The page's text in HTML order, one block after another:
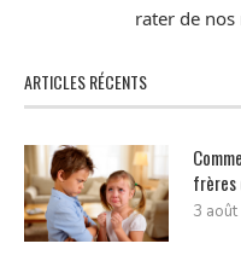
rater de
ARTICLES RÉCENTS
frères
3